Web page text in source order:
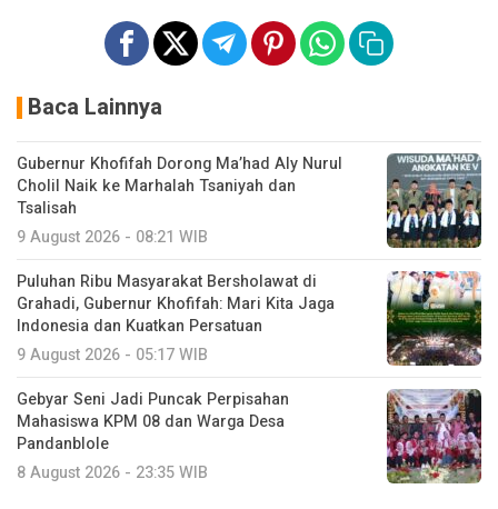
Baca Lainnya
Gubernur Khofifah Dorong Ma’had Aly Nurul
Cholil Naik ke Marhalah Tsaniyah dan
Tsalisah
9 August 2026 - 08:21 WIB
Puluhan Ribu Masyarakat Bersholawat di
Grahadi, Gubernur Khofifah: Mari Kita Jaga
Indonesia dan Kuatkan Persatuan
9 August 2026 - 05:17 WIB
Gebyar Seni Jadi Puncak Perpisahan
Mahasiswa KPM 08 dan Warga Desa
Pandanblole
8 August 2026 - 23:35 WIB